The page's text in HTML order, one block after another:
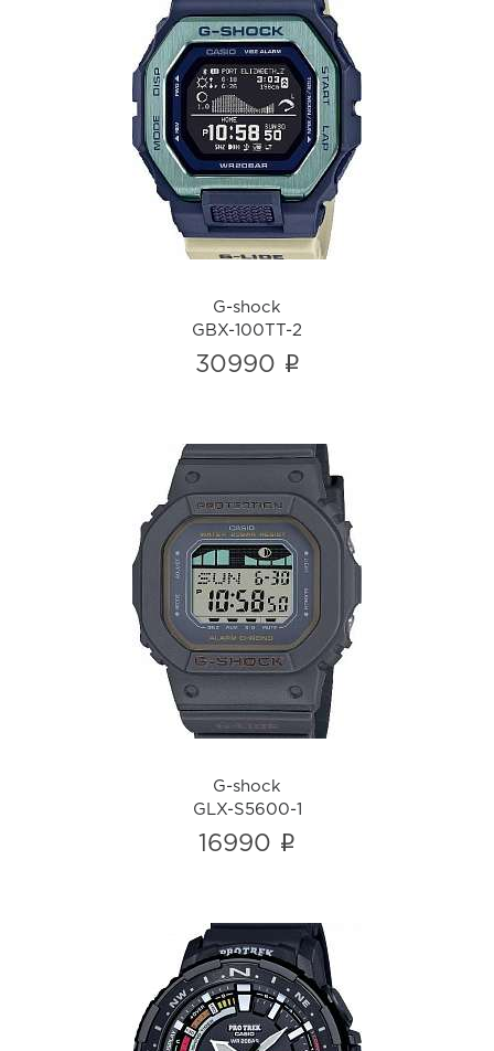
G-shock
GBX-100TT-2
i
G-shock
GBX-100TT-2
30990 i
G-shock
GLX-S5600-1
i
G-shock
GLX-S5600-1
16990 i